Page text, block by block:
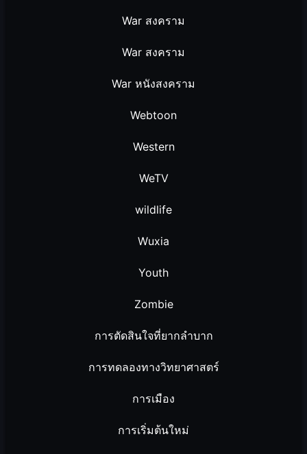
War สงคราม
War สงคราม
War หนังสงคราม
Webtoon
Western
WeTV
wildlife
Wuxia
Youth
Zombie
การตัดสินใจที่ยากลำบาก
การทดลองทางวิทยาศาสตร์
การเมือง
การเริ่มต้นใหม่